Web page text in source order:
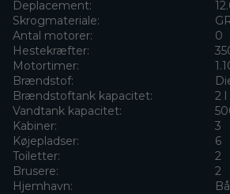
Deplacement:
Skrogmateriale:
Antal motorer:
0
Hestekræfter:
Motortimer:
Brændstof:
Brændstoftank kapacitet:
2 l
Vandtank kapacitet:
Kabiner:
3
Køjepladser:
6
Toiletter:
2
Brusere:
2
Hjemhavn: